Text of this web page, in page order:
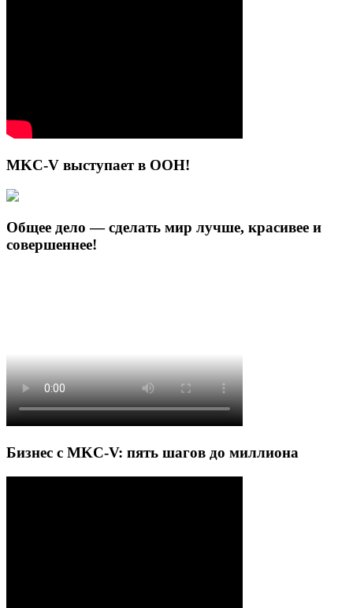
MKC-V выступает в ООН!
Общее дело — сделать мир лучше, красивее и
совершеннее!
Бизнес с MKC-V: пять шагов до миллиона